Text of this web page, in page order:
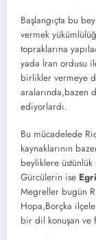
Başlangıçta bu
vermek
topraklarına
yada İran ordusu
birlikler vermeye
aralarında,bazen
ediyorlardı.
Bu mücadelede
kaynaklarının
beyliklere üstünlük
Gürcülerin ise
Megreller bugün
Hopa,Borçka
bir dil konuşan ve